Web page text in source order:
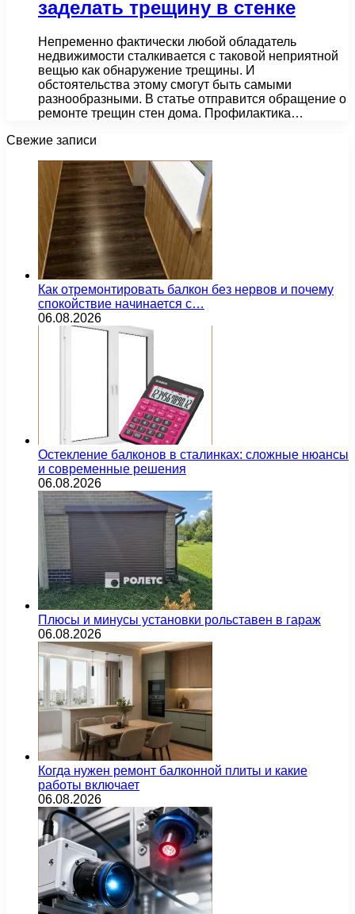
заделать трещину в стенке
Непременно фактически любой обладатель
недвижимости сталкивается с таковой неприятной
вещью как обнаружение трещины. И
обстоятельства этому смогут быть самыми
разнообразными. В статье отправится обращение о
ремонте трещин стен дома. Профилактика…
Свежие записи
Как отремонтировать балкон без нервов и почему
спокойствие начинается с…
06.08.2026
Остекление балконов в сталинках: сложные нюансы
и современные решения
06.08.2026
Плюсы и минусы установки рольставен в гараж
06.08.2026
Когда нужен ремонт балконной плиты и какие
работы включает
06.08.2026